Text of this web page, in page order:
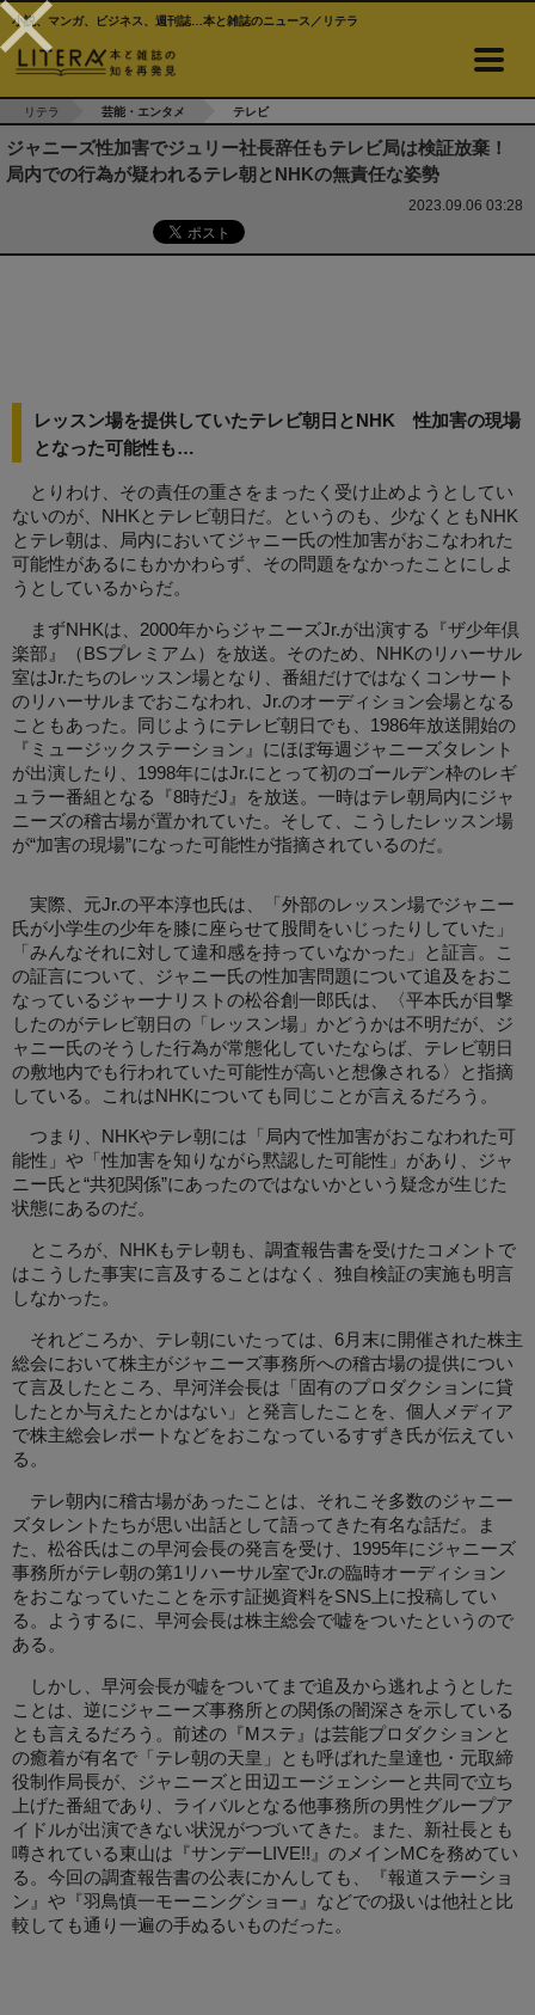
小説、マンガ、ビジネス、週刊誌…本と雑誌のニュース／リテラ
リテラ 芸能・エンタメ テレビ
ジャニーズ性加害でジュリー社長辞任もテレビ局は検証放棄！
局内での行為が疑われるテレ朝とNHKの無責任な姿勢
2023.09.06 03:28
レッスン場を提供していたテレビ朝日とNHK 性加害の現場
となった可能性も…
とりわけ、その責任の重さをまったく受け止めようとしてい
ないのが、NHKとテレビ朝日だ。というのも、少なくともNHK
とテレ朝は、局内においてジャニー氏の性加害がおこなわれた
可能性があるにもかかわらず、その問題をなかったことにしよ
うとしているからだ。
まずNHKは、2000年からジャニーズJr.が出演する『ザ少年倶
楽部』（BSプレミアム）を放送。そのため、NHKのリハーサル
室はJr.たちのレッスン場となり、番組だけではなくコンサート
のリハーサルまでおこなわれ、Jr.のオーディション会場となる
こともあった。同じようにテレビ朝日でも、1986年放送開始の
『ミュージックステーション』にほぼ毎週ジャニーズタレント
が出演したり、1998年にはJr.にとって初のゴールデン枠のレギ
ュラー番組となる『8時だJ』を放送。一時はテレ朝局内にジャ
ニーズの稽古場が置かれていた。そして、こうしたレッスン場
が“加害の現場”になった可能性が指摘されているのだ。
実際、元Jr.の平本淳也氏は、「外部のレッスン場でジャニー
氏が小学生の少年を膝に座らせて股間をいじったりしていた」
「みんなそれに対して違和感を持っていなかった」と証言。こ
の証言について、ジャニー氏の性加害問題について追及をおこ
なっているジャーナリストの松谷創一郎氏は、〈平本氏が目撃
したのがテレビ朝日の「レッスン場」かどうかは不明だが、ジ
ャニー氏のそうした行為が常態化していたならば、テレビ朝日
の敷地内でも行われていた可能性が高いと想像される〉と指摘
している。これはNHKについても同じことが言えるだろう。
つまり、NHKやテレ朝には「局内で性加害がおこなわれた可
能性」や「性加害を知りながら黙認した可能性」があり、ジャ
ニー氏と“共犯関係”にあったのではないかという疑念が生じた
状態にあるのだ。
ところが、NHKもテレ朝も、調査報告書を受けたコメントで
はこうした事実に言及することはなく、独自検証の実施も明言
しなかった。
それどころか、テレ朝にいたっては、6月末に開催された株主
総会において株主がジャニーズ事務所への稽古場の提供につい
て言及したところ、早河洋会長は「固有のプロダクションに貸
したとか与えたとかはない」と発言したことを、個人メディア
で株主総会レポートなどをおこなっているすずき氏が伝えてい
る。
テレ朝内に稽古場があったことは、それこそ多数のジャニー
ズタレントたちが思い出話として語ってきた有名な話だ。ま
た、松谷氏はこの早河会長の発言を受け、1995年にジャニーズ
事務所がテレ朝の第1リハーサル室でJr.の臨時オーディション
をおこなっていたことを示す証拠資料をSNS上に投稿してい
る。ようするに、早河会長は株主総会で嘘をついたというので
ある。
しかし、早河会長が嘘をついてまで追及から逃れようとした
ことは、逆にジャニーズ事務所との関係の闇深さを示している
とも言えるだろう。前述の『Mステ』は芸能プロダクションと
の癒着が有名で「テレ朝の天皇」とも呼ばれた皇達也・元取締
役制作局長が、ジャニーズと田辺エージェンシーと共同で立ち
上げた番組であり、ライバルとなる他事務所の男性グループア
イドルが出演できない状況がつづいてきた。また、新社長とも
噂されている東山は『サンデーLIVE!!』のメインMCを務めてい
る。今回の調査報告書の公表にかんしても、『報道ステーショ
ン』や『羽鳥慎一モーニングショー』などでの扱いは他社と比
較しても通り一遍の手ぬるいものだった。